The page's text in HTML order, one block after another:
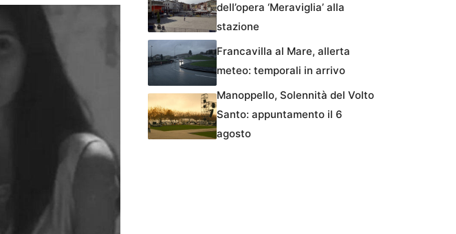
dell’opera ‘Meraviglia’ alla
stazione
Francavilla al Mare, allerta
meteo: temporali in arrivo
Manoppello, Solennità del Volto
Santo: appuntamento il 6
agosto